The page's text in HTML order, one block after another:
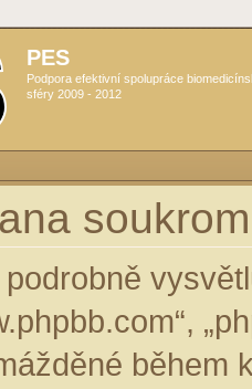
PES
Podpora efektivní spolupráce
sféry 2009 - 2012
během